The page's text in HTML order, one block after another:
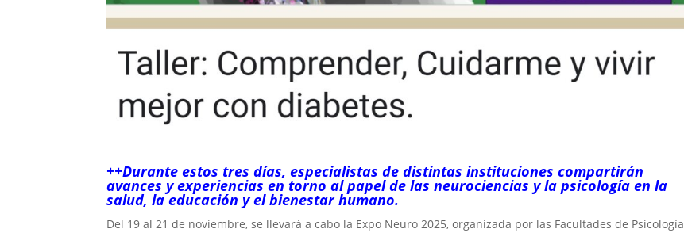
++Durante estos tres días, especialistas de distintas instituciones compartirán
avances y experiencias en torno al papel de las neurociencias y la psicología en la
salud, la educación y el bienestar humano.
Del 19 al 21 de noviembre, se llevará a cabo la Expo Neuro 2025, organizada por las Facultades de Psicología